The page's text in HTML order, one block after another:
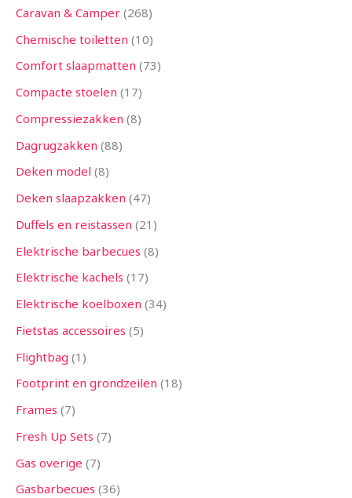
Caravan & Camper 268
Chemische toiletten 10
Comfort slaapmatten 73
Compacte stoelen 17
Compressiezakken 8
Dagrugzakken 88
Deken model 8
Deken slaapzakken 47
Duffels en reistassen 21
Elektrische barbecues 8
Elektrische kachels 17
Elektrische koelboxen 34
Fietstas accessoires 5
Flightbag 1
Footprint en grondzeilen 18
Frames 7
Fresh Up Sets 7
Gas overige 7
Gasbarbecues 36